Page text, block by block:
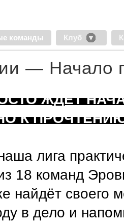
команды Клуб
— Начало
ЖДЁТ
К
лига
18 команд
найдёт своего
в дело и